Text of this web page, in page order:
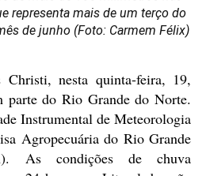
representa mais de um terço do
de junho (Foto: Carmem Félix)
nesta quinta-feira, 19,
parte do Rio Grande do Norte.
Instrumental de Meteorologia
Agropecuária do Rio Grande
As condições de chuva